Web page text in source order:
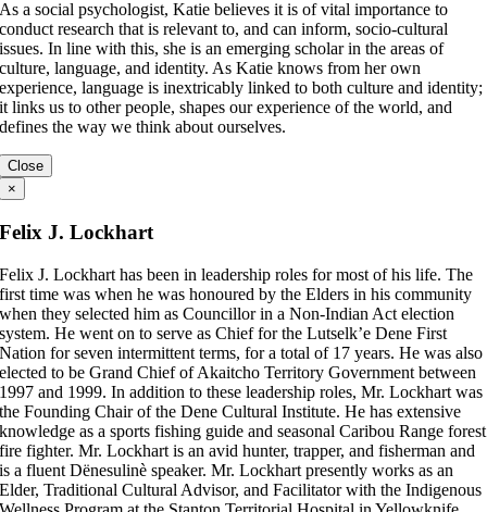
As a social psychologist, Katie believes it is of vital importance to
conduct research that is relevant to, and can inform, socio-cultural
issues. In line with this, she is an emerging scholar in the areas of
culture, language, and identity. As Katie knows from her own
experience, language is inextricably linked to both culture and identity;
it links us to other people, shapes our experience of the world, and
defines the way we think about ourselves.
Close
×
Felix J. Lockhart
Felix J. Lockhart has been in leadership roles for most of his life. The
first time was when he was honoured by the Elders in his community
when they selected him as Councillor in a Non-Indian Act election
system. He went on to serve as Chief for the Lutselk’e Dene First
Nation for seven intermittent terms, for a total of 17 years. He was also
elected to be Grand Chief of Akaitcho Territory Government between
1997 and 1999. In addition to these leadership roles, Mr. Lockhart was
the Founding Chair of the Dene Cultural Institute. He has extensive
knowledge as a sports fishing guide and seasonal Caribou Range forest
fire fighter. Mr. Lockhart is an avid hunter, trapper, and fisherman and
is a fluent Dënesulinè speaker. Mr. Lockhart presently works as an
Elder, Traditional Cultural Advisor, and Facilitator with the Indigenous